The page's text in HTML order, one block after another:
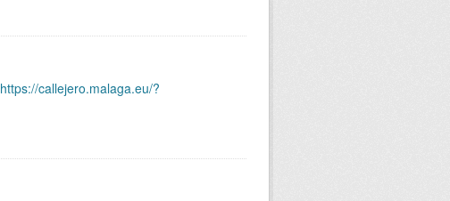
https://callejero.malaga.eu/?